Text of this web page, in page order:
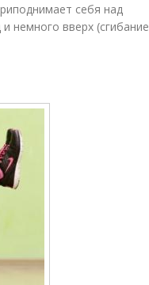
себя над
немного вверх (сгибание